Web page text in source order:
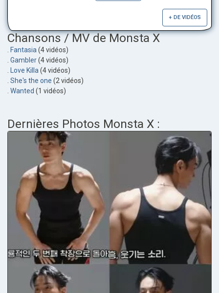
+ DE VIDÉOS
Chansons / MV de Monsta X
. Fantasia(4 vidéos)
. Gambler(4 vidéos)
. Love Killa(4 vidéos)
. She's the one (2 vidéos)
. Wanted (1 vidéos)
Dernières Photos Monsta X :